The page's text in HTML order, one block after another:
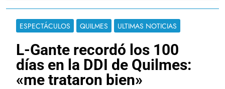
ESPECTÁCULOS QUILMES ULTIMAS NOTICIAS
L-Gante recordó los 100
días en la DDI de Quilmes:
«me trataron bien»